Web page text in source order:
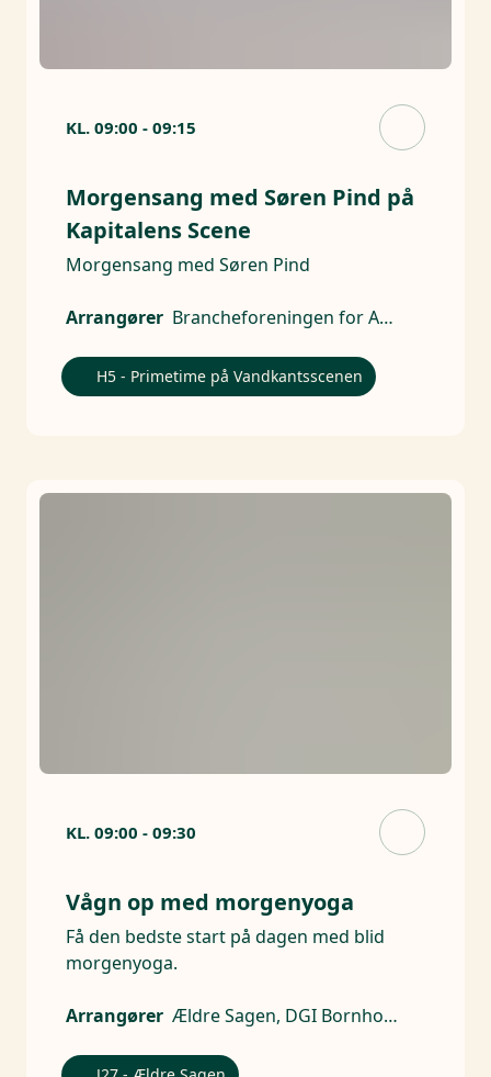
KL. 09:00 - 09:15
Morgensang med Søren Pind på
Kapitalens Scene
Morgensang med Søren Pind
Arrangører Brancheforeningen for Aktive Ejere
H5 - Primetime på Vandkantsscenen
KL. 09:00 - 09:30
Vågn op med morgenyoga
Få den bedste start på dagen med blid
morgenyoga.
Arrangører Ældre Sagen, DGI Bornholm